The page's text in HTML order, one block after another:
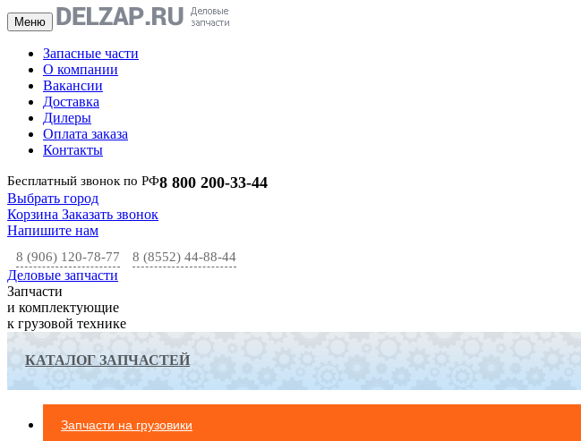
Меню
Запасные части
О компании
Вакансии
Доставка
Дилеры
Оплата заказа
Контакты
Бесплатный звонок по РФ8 800 200-33-44
Выбрать город
Корзина Заказать звонок
Напишите нам
8 (906) 120-78-77 8 (8552) 44-88-44
Деловые запчасти
Запчасти
и комплектующие
к грузовой технике
КАТАЛОГ ЗАПЧАСТЕЙ
Запчасти на грузовики